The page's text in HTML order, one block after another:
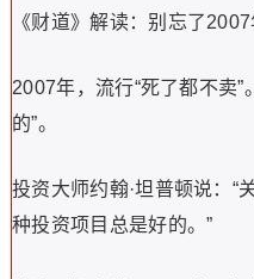
《财道》解读：别忘了2007
2007年，流行“死了都不卖
的”。
投资大师约翰·坦普顿说：“
种投资项目总是好的。”